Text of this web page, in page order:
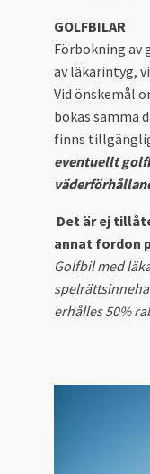
GOLFBILAR
Förbokning av
av läkarintyg,
Vid önskemål
bokas samma
finns
eventuellt
Det är ej
annat fordon
Golfbil med
erhålles 50%